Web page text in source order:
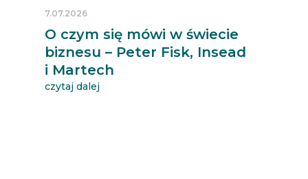
O czym się mówi w świecie
biznesu – Peter Fisk, Insead
i Martech
7.07.2026
czytaj dalej